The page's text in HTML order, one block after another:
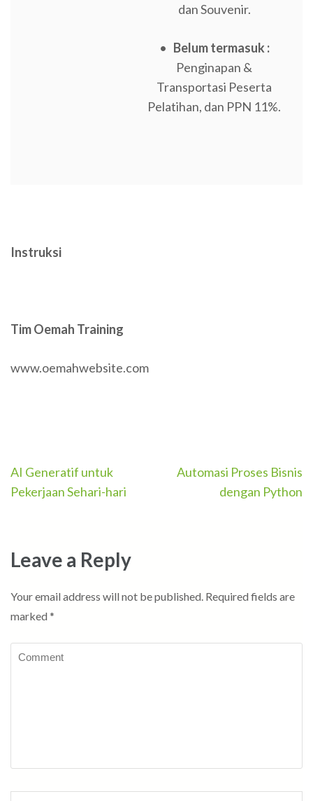
dan Souvenir.
• Belum termasuk :
Penginapan &
Transportasi Peserta
Pelatihan, dan PPN 11%.
Instruksi
Tim Oemah Training
www.oemahwebsite.com
Post
navigation
AI Generatif untuk
Pekerjaan Sehari-hari
Automasi Proses Bisnis
dengan Python
Leave a Reply
Your email address will not be published. Required fields are
marked *